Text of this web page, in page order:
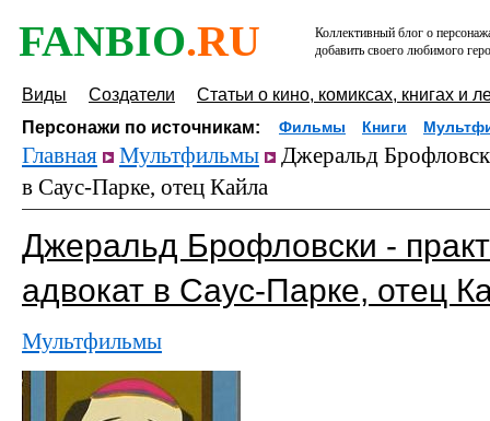
FANBIO.RU
Коллективный блог о
добавить своего любимого
Виды Создатели
Статьи о кино, комиксах, книгах и
Персонажи по источникам:
Фильмы Книги
Главная Мультфильмы
Джеральд
в Саус-Парке, отец Кайла
Джеральд Брофловски -
адвокат в Саус-Парке, отец
Мультфильмы